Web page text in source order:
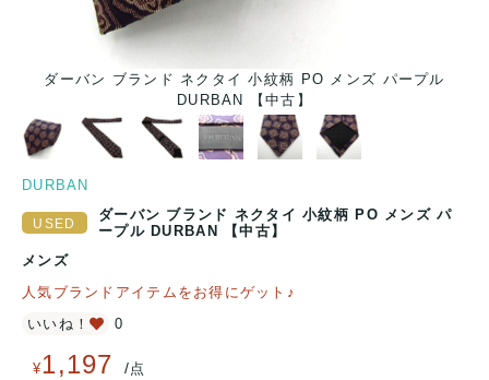
ダーバン ブランド ネクタイ 小紋柄 PO メンズ パープル
DURBAN 【中古】
DURBAN
ダーバン ブランド ネクタイ 小紋柄 PO メンズ パ
ープル DURBAN 【中古】
メンズ
人気ブランドアイテムをお得にゲット♪
いいね！
0
¥1,197 /点